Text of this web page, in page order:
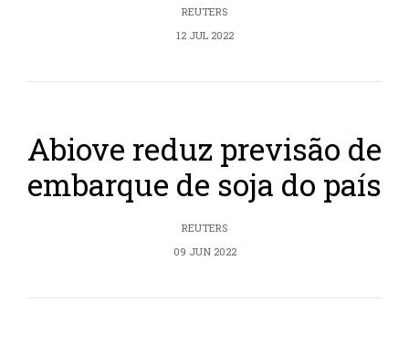
REUTERS
12 JUL 2022
Abiove reduz previsão de
embarque de soja do país
REUTERS
09 JUN 2022